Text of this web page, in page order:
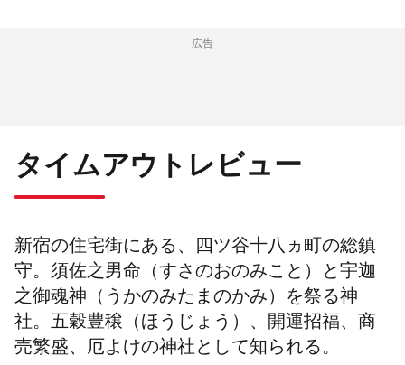
広告
タイムアウトレビュー
新宿の住宅街にある、四ツ谷十八ヵ町の総鎮
守。須佐之男命（すさのおのみこと）と宇迦
之御魂神（うかのみたまのかみ）を祭る神
社。五穀豊穣 （ほうじょう） 、開運招福、商
売繁盛、厄よけの神社として知られる。